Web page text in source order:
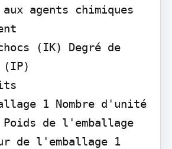
agents chimiques
(IK) Degré de
(IP)
1 Nombre d'unité
Poids de l'emballage
de l'emballage 1